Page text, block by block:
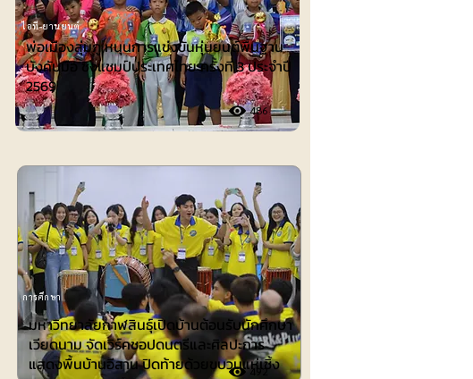
ไอที-ยานยนต์
พ่อเมืองลุ่มภู หนุนการแข่งขันหุ่นยนต์พื้นฐาน
บังคับมือ ชิงแชมป์ประเทศไทย ครั้งที่ 3 ประจำปี
2569
486
การศึกษา
มหาวิทยาลัยกาฬสินธุ์เปิดบ้านต้อนรับนักศึกษา
เวียดนาม จัดเวิร์คชอปดนตรีและศิลปะการ
แสดงพื้นบ้านอีสาน ปิดท้ายด้วยขบวนแห่เซิ้ง
492